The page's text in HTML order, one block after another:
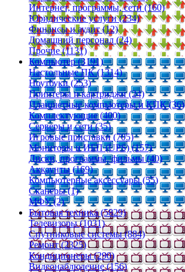
Интернет, программы, сети (160)
Юридические услуги (234)
Финансы и аудит (12)
Домашний персонал (24)
Прочие (1131)
Компьютер (3191)
Настольные ПК (1314)
Ноутбуки (253)
Принтеры и картриджи (24)
Планшетные компьютеры и КПК (36)
Комплектующие (400)
Серверы и сети (35)
Игровые приставки (705)
Мониторы и ИБП (UPS) (157)
Диски, программы, фильмы (40)
Аккаунты (169)
Компьютерные аксессуары (55)
Сканеры (1)
МФУ (2)
Бытовая техника (5829)
Телевизоры (1031)
Спутниковые системы (884)
Ремонт (2325)
Кондиционеры (290)
Видеонаблюдение (156)